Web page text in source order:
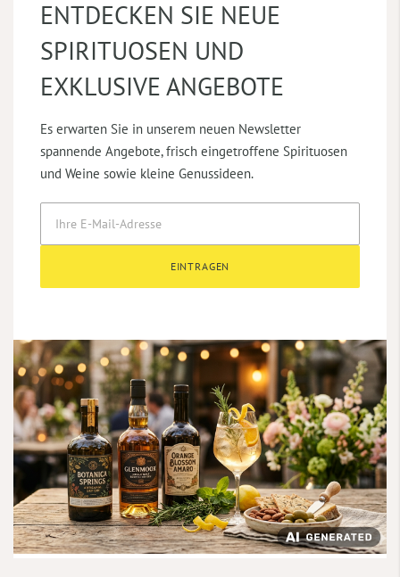
ENTDECKEN SIE NEUE
SPIRITUOSEN UND
EXKLUSIVE ANGEBOTE
Es erwarten Sie in unserem neuen Newsletter
spannende Angebote, frisch eingetroffene Spirituosen
und Weine sowie kleine Genussideen.
EINTRAGEN